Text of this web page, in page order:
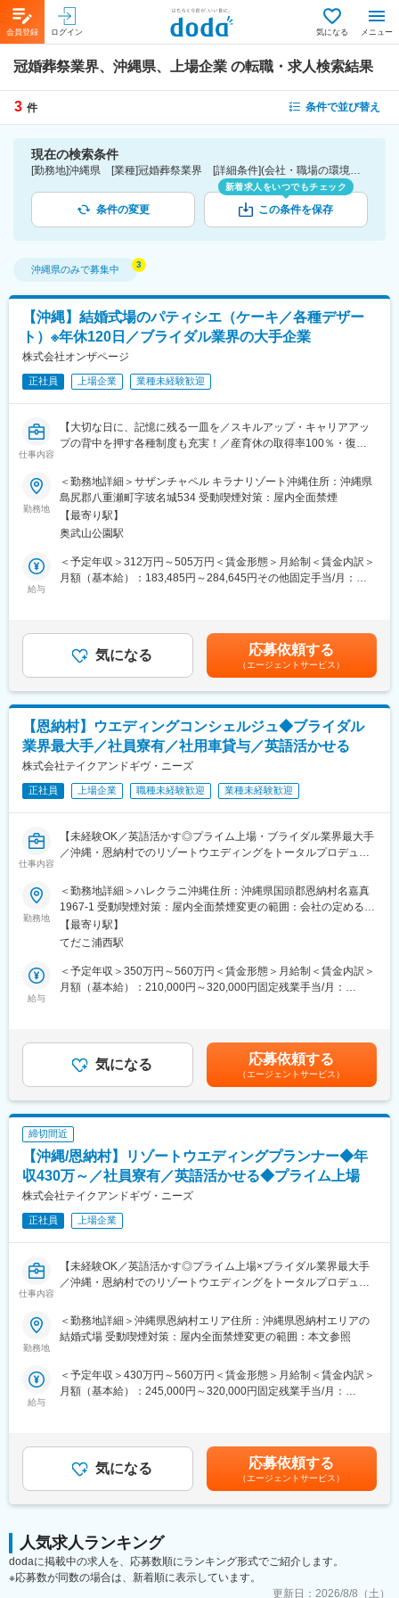
会員登録 ログイン 気になる メニュー
冠婚葬祭業界、沖縄県、上場企業 の転職・求人検索結果
3 件 条件で並び替え
現在の検索条件
[勤務地]沖縄県 [業種]冠婚葬祭業界 [詳細条件](会社・職場の環境)上場企業
条件の変更
新着求人をいつでもチェック
この条件を保存
沖縄県のみで募集中
【沖縄】結婚式場のパティシエ（ケーキ／各種デザー
ト）※年休120日／ブライダル業界の大手企業
株式会社オンザページ
正社員 上場企業 業種未経験歓迎
仕事内容
【大切な日に、記憶に残る一皿を／スキルアップ・キャリアアッ
プの背中を押す各種制度も充実！／産育休の取得率100％・復帰
※求人票に記載の内容は、2026年4月の経営統合に伴い、給与、福
利厚生、待遇および各種制度等について、変更となる場合があり
ます。
＜具体的な業務＞
結婚式でのウエディングケーキや、各種デザートの制作をお任せ
当社では、ドレスや会場に合わせた「コンセプトウエディング」
からなるオリジナルウエディングケーキのデザイン・監修を自社
オリジナルケーキは社内のパティシエから作品を公募し、社内コ
ンペティションで選出されたデザインが基調となっており、全国
の披露宴で約20万人のお客様にお召し上がりいただきます。
また、アシェットデセールだけでなくデザートビュッフェなど
で、各種生ケーキ・焼き菓子なども多数ご用意いただきます。
平日にレストラン運営がある店舗の場合には、フレンチフルコー
スのデザート制作などもお任せします。
■お任せする業務内容：
す。
最高の状態のお料理が、結婚式の特別な思い出とともに、すべて
のゲストに「おいしい」という記憶を残すからです。
年次や経験に関係なく、実際の活躍を評価する風土のため、マネ
ジメントに携わりたい方にはシェフパティシエやキッチン全体を
貪欲に成長することが、お客様のためになると信じています。
＜制度＞
・年間休日120日、月9日休み
・有給休暇取得率100％の義務化
・勤務時間や働く日数を変えられるフレックスキャリア制度あり
・産休・育休取得率100％、復職率95％！男性の取得実績もあ
り！
・勤続３年でリフレッシュ休暇付与
・ソムリエ資格取得支援制度
・料理コンクール参加支援制度
勤務地
＜勤務地詳細＞サザンチャペル キラナリゾート沖縄住所：沖縄県
島尻郡八重瀬町字玻名城534 受動喫煙対策：屋内全面禁煙
【最寄り駅】
奥武山公園駅
給与
＜予定年収＞312万円～505万円＜賃金形態＞月給制＜賃金内訳＞
月額（基本給）：183,485円～284,645円その他固定手当/月：
手当＞有＜給与補足＞※ご経験・年齢により給与は変動する可能性
もございます。■昇給：年1回（3月）■賞与：年2回（2、8月）■イ
ンセンティブ（毎月）賃金はあくまでも目安の金額であり、選考
を通じて上下する可能性があります。月給(月額)は固定手当を含め
た表記です。
気になる 応募依頼する
（エージェントサービス）
【恩納村】ウエディングコンシェルジュ◆ブライダル
業界最大手／社員寮有／社用車貸与／英語活かせる
株式会社テイクアンドギヴ・ニーズ
正社員 上場企業 職種未経験歓迎 業種未経験歓迎
仕事内容
【未経験OK／英語活かす◎プライム上場・ブライダル業界最大手
／沖縄・恩納村でのリゾートウエディングをトータルプロデュー
当社は、挙式披露宴会場の「一軒家貸切」「1顧客1担当制」によ
り、「オリジナルウェディング」を実現するハウスウェディング
事業を展開しております。
■業務内容
クライアントは沖縄のラグジュアリーリゾートホテル『ハレクラ
ニ沖縄』。
結婚式の打ち合わせ～当日のウエディング実施を現地のホテル側
ていきます。
ー具体的には
■新規接客
※英語や中国語などの語学力がある方歓迎（台湾や香港の方などと
の会話があります）
■働き方・福利厚生
・社員寮完備≪UIターン歓迎≫
■魅力
◇ハレクラニ沖縄について
てなしでお迎えする沖縄のリゾートホテル。沖縄の豊かな自然の
中で、私たちと一緒にゲストに感動を届けましょう！
ェディングプランナーが一貫してプロデュースできます。
◇多様なキャリアパス：ウェディングプランナーとしてご経験を
画、人事などで活躍し、長期的にキャリアを築くことも可能で
す。
◇professional choice：見識を深めるための旅行や、レストラン
やホテルで高品質なホスピタリティを学ぶ体験、資格取得、外部
のベストカンパニーに選出されています。
変更の範囲：会社の定める業務
勤務地
＜勤務地詳細＞ハレクラニ沖縄住所：沖縄県国頭郡恩納村名嘉真
1967-1 受動喫煙対策：屋内全面禁煙変更の範囲：会社の定める事
業所
【最寄り駅】
てだこ浦西駅
給与
＜予定年収＞350万円～560万円＜賃金形態＞月給制＜賃金内訳＞
月額（基本給）：210,000円～320,000円固定残業手当/月：
は年齢、ご経験スキルを考慮のうえ、決定します。月間30時間の
みなし残業時間を超過した分は残業手当を支給■昇給:年2回■賞与:
年2回賃金はあくまでも目安の金額であり、選考を通じて上下する
可能性があります。月給(月額)は固定手当を含めた表記です。
気になる 応募依頼する
（エージェントサービス）
締切間近
【沖縄/恩納村】リゾートウエディングプランナー◆年
収430万～／社員寮有／英語活かせる◆プライム上場
株式会社テイクアンドギヴ・ニーズ
正社員 上場企業
仕事内容
【未経験OK／英語活かす◎プライム上場×ブライダル業界最大手
／沖縄・恩納村でのリゾートウエディングをトータルプロデュー
当社は、挙式披露宴会場の「一軒家貸切」「1顧客1担当制」によ
り、「オリジナルウェディング」を実現するハウスウェディング
海外から日本で挙式を上げたいお客様の挙式・ご披露宴を検討さ
れているカップルに対してご来店時から当日の式までトータルプ
【業務詳細】
・当社サービスのご案内
・見積り作成～プランニング、コーディネート業務
・当日の運営対応
※ウエディングに関するノウハウは入社後しっかり研修を行います
ので英語スキルを活かして最高の1日の演出サポートをお願いしま
す
勤務地
＜勤務地詳細＞沖縄県恩納村エリア住所：沖縄県恩納村エリアの
結婚式場 受動喫煙対策：屋内全面禁煙変更の範囲：本文参照
給与
＜予定年収＞430万円～560万円＜賃金形態＞月給制＜賃金内訳＞
月額（基本給）：245,000円～320,000円固定残業手当/月：
は年齢、ご経験スキルを考慮のうえ、決定します。月間30時間の
みなし残業時間を超過した分は残業手当を支給■昇給:年2回■賞与:
年2回賃金はあくまでも目安の金額であり、選考を通じて上下する
可能性があります。月給(月額)は固定手当を含めた表記です。
気になる 応募依頼する
（エージェントサービス）
人気求人ランキング
dodaに掲載中の求人を、応募数順にランキング形式でご紹介します。
※応募数が同数の場合は、新着順に表示しています。
更新日： 2026/8/8（土）